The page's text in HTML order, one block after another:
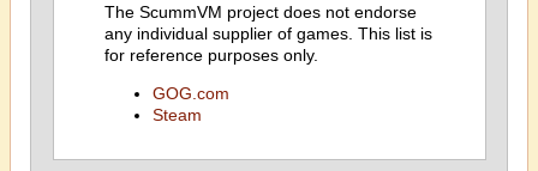
The ScummVM project does not endorse
any individual supplier of games. This list is
for reference purposes only.
GOG.com
Steam